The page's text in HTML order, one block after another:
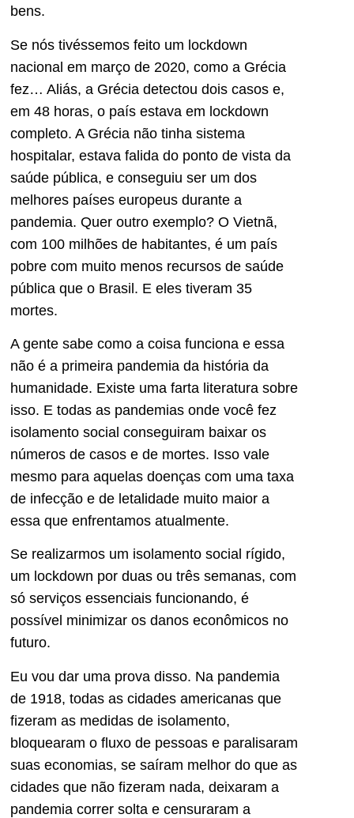
bens.
Se nós tivéssemos feito um lockdown
nacional em março de 2020, como a Grécia
fez… Aliás, a Grécia detectou dois casos e,
em 48 horas, o país estava em lockdown
completo. A Grécia não tinha sistema
hospitalar, estava falida do ponto de vista da
saúde pública, e conseguiu ser um dos
melhores países europeus durante a
pandemia. Quer outro exemplo? O Vietnã,
com 100 milhões de habitantes, é um país
pobre com muito menos recursos de saúde
pública que o Brasil. E eles tiveram 35
mortes.
A gente sabe como a coisa funciona e essa
não é a primeira pandemia da história da
humanidade. Existe uma farta literatura sobre
isso. E todas as pandemias onde você fez
isolamento social conseguiram baixar os
números de casos e de mortes. Isso vale
mesmo para aquelas doenças com uma taxa
de infecção e de letalidade muito maior a
essa que enfrentamos atualmente.
Se realizarmos um isolamento social rígido,
um lockdown por duas ou três semanas, com
só serviços essenciais funcionando, é
possível minimizar os danos econômicos no
futuro.
Eu vou dar uma prova disso. Na pandemia
de 1918, todas as cidades americanas que
fizeram as medidas de isolamento,
bloquearam o fluxo de pessoas e paralisaram
suas economias, se saíram melhor do que as
cidades que não fizeram nada, deixaram a
pandemia correr solta e censuraram a